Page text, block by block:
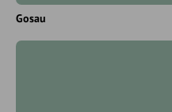
Gosau